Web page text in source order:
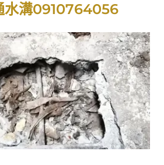
水溝0910764056